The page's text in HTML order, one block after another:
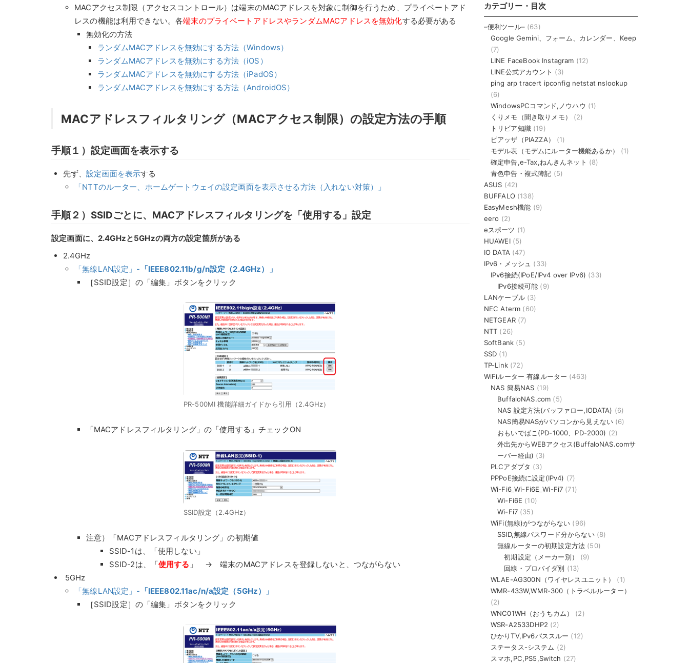
MACアクセス制限（アクセスコントロール）は端末のMACアドレスを対象に制御を行うため、プライベートアド
レスの機能は利用できない。各端末のプライベートアドレスやランダムMACアドレスを無効化する必要がある
無効化の方法
ランダムMACアドレスを無効にする方法（Windows）
ランダムMACアドレスを無効にする方法（iOS）
ランダムMACアドレスを無効にする方法（iPadOS）
ランダムMACアドレスを無効にする方法（AndroidOS）
MACアドレスフィルタリング（MACアクセス制限）の設定方法の手順
手順１）設定画面を表示する
先ず、設定画面を表示する
「NTTのルーター、ホームゲートウェイの設定画面を表示させる方法（入れない対策）」
手順２）SSIDごとに、MACアドレスフィルタリングを「使用する」設定
設定画面に、2.4GHzと5GHzの両方の設定箇所がある
2.4GHz
「無線LAN設定」- 「IEEE802.11b/g/n設定（2.4GHz）」
［SSID設定］の「編集」ボタンをクリック
PR-500MI 機能詳細ガイドから引用（2.4GHz）
「MACアドレスフィルタリング」の「使用する」チェックON
SSID設定（2.4GHz）
注意）「MACアドレスフィルタリング」の初期値
SSID-1は、「使用しない」
SSID-2は、「使用する 」 → 端末のMACアドレスを登録しないと、つながらない
5GHz
「無線LAN設定」- 「IEEE802.11ac/n/a設定（5GHz）」
［SSID設定］の「編集」ボタンをクリック
カテゴリー・目次
–便利ツール–(63)
Google Gemini、フォーム、カレンダー、Keep
(7)
LINE FaceBook Instagram (12)
LINE公式アカウント (3)
ping arp tracert ipconfig netstat nslookup
(6)
WindowsPCコマンド,ノウハウ (1)
くりメモ（聞き取りメモ）
(2)
トリビア知識(19)
ピアッザ（PIAZZA）
(1)
モデル表（モデムにルーター機能あるか）
(1)
確定申告,e-Tax,ねんきんネット (8)
青色申告・複式簿記 (5)
ASUS (42)
BUFFALO(138)
EasyMesh機能 (9)
eero (2)
eスポーツ (1)
HUAWEI(5)
IO DATA (47)
IPv6・メッシュ (33)
IPv6接続(IPoE/IPv4 over IPv6) (33)
IPv6接続可能 (9)
LANケーブル(3)
NEC Aterm (60)
NETGEAR(7)
NTT (26)
SoftBank (5)
SSD (1)
TP-Link(72)
WiFiルーター 有線ルーター (463)
NAS 簡易NAS (19)
BuffaloNAS.com (5)
NAS 設定方法(バッファロー,IODATA) (6)
NAS簡易NASがパソコンから見えない(6)
おもいでばこ(PD-1000、PD-2000) (2)
外出先からWEBアクセス(BuffaloNAS.comサ
ーバー経由) (3)
PLCアダプタ (3)
PPPoE接続に設定(IPv4) (7)
Wi-Fi6_Wi-Fi6E_Wi-Fi7 (71)
Wi-Fi6E (10)
Wi-Fi7 (35)
WiFi(無線)がつながらない (96)
SSID,無線パスワード分からない(8)
無線ルーターの初期設定方法 (50)
初期設定（メーカー別）
(9)
回線・プロバイダ別 (13)
WLAE-AG300N（ワイヤレスユニット）
(1)
WMR-433W,WMR-300（トラベルルーター）
(2)
WNC01WH（おうちカム）
(2)
WSR-A2533DHP2 (2)
ひかりTV,IPv6パススルー (12)
ステータス-システム (2)
スマホ,PC,PS5,Switch (27)